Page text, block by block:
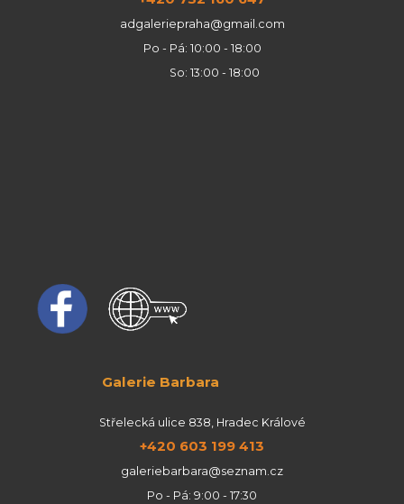
adgaleriepraha@gmail.com
Po - Pá: 10:00 - 18:00
So: 13:00 - 18:00
Galerie Barbara
Střelecká ulice 838, Hradec Králové
+420 603 199 413
galeriebarbara@seznam.cz
Po - Pá: 9:00 - 17:30